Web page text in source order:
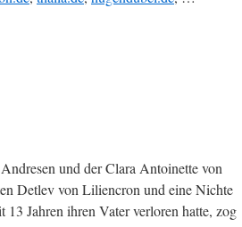
und der Clara Antoinette von
Detlev von Liliencron und eine Nichte
Jahren ihren Vater verloren hatte, zog